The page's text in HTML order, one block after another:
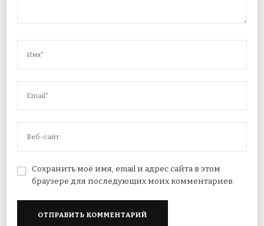
Сохранить моё имя, email и адрес сайта в этом
браузере для последующих моих комментариев.